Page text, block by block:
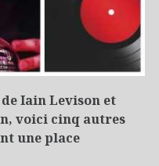
de Iain Levison et
voici cinq autres
une place